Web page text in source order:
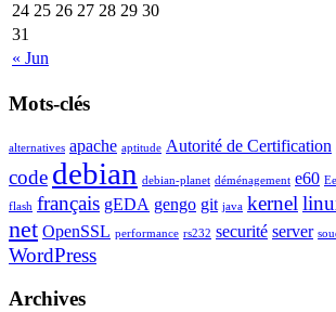
« Jun
24 25 26 27 28 29 30
31
Mots-clés
alternatives apache aptitude Autorité de Certification
code debian debian-planet déménagement e60
flash français gEDA gengo git java kernel
net OpenSSL performance rs232 securité server
WordPress
Archives